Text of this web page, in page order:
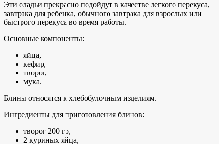
Эти оладьи прекрасно подойдут в качестве легкого перекуса,
завтрака для ребенка, обычного завтрака для взрослых или
быстрого перекуса во время работы.
Основные компоненты:
яйца,
кефир,
творог,
мука.
Блины относятся к хлебобулочным изделиям.
Ингредиенты для приготовления блинов:
творог 200 гр,
2 куриных яйца,